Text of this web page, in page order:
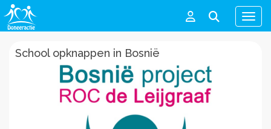
Menu
School opknappen in Bosnië